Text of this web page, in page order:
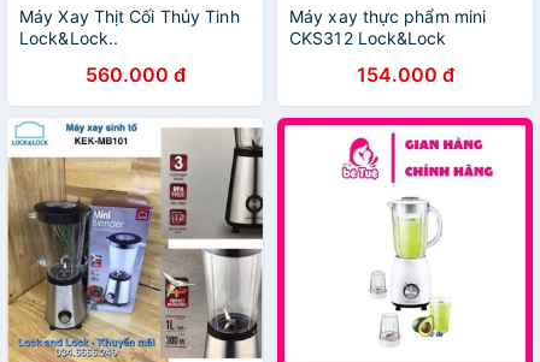
Máy Xay Thịt Cối Thủy Tinh
Lock&Lock..
560.000 đ
Máy xay thực phẩm mini
CKS312 Lock&Lock
154.000 đ